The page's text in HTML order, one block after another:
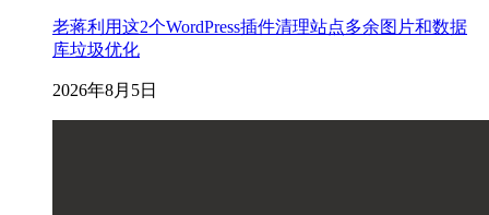
老蒋利用这2个WordPress插件清理站点多余图片和数据
库垃圾优化
2026年8月5日